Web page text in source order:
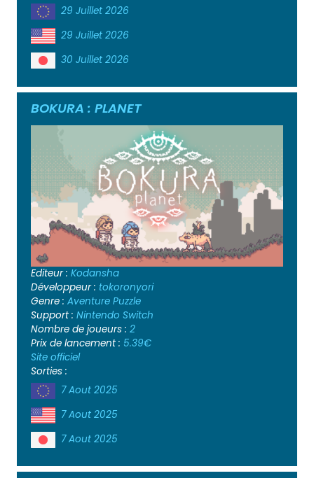
29 Juillet 2026
29 Juillet 2026
30 Juillet 2026
BOKURA : PLANET
Editeur : Kodansha
Développeur : tokoronyori
Genre : Aventure Puzzle
Support : Nintendo Switch
Nombre de joueurs : 2
Prix de lancement : 5.39€
Site officiel
Sorties :
7 Aout 2025
7 Aout 2025
7 Aout 2025